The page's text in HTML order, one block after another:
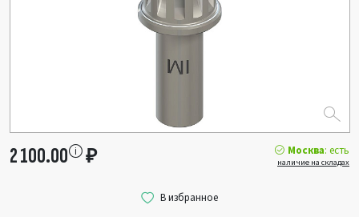
2 100.00 ₽ Москва: есть
наличие на складах